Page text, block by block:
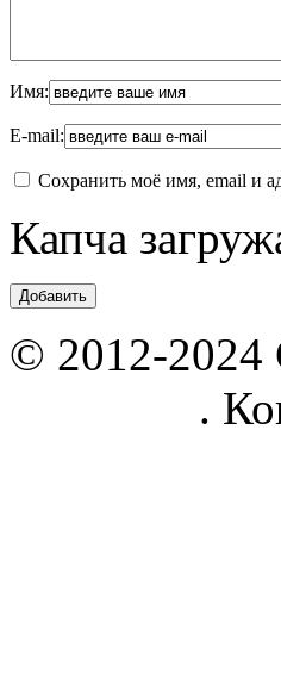
Имя:
E-mail:
Сохранить моё имя, email и
Капча
© 2012-2024
.